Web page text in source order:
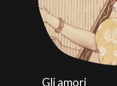
Gli amori